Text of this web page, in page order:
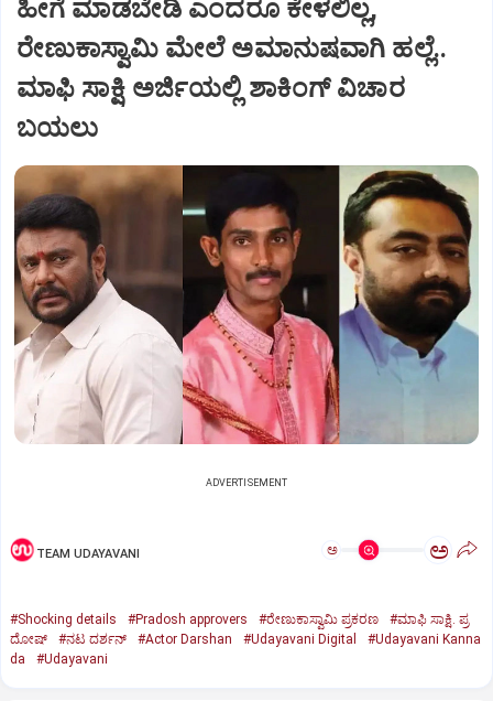
ಹೀಗೆ ಮಾಡಬೇಡಿ ಎಂದರೂ ಕೇಳಲಿಲ್ಲ,
ರೇಣುಕಾಸ್ವಾಮಿ ಮೇಲೆ ಅಮಾನುಷವಾಗಿ ಹಲ್ಲೆ..
ಮಾಫಿ ಸಾಕ್ಷಿ ಅರ್ಜಿಯಲ್ಲಿ ಶಾಕಿಂಗ್‌ ವಿಚಾರ
ಬಯಲು
ADVERTISEMENT
TEAM UDAYAVANI ಅ ಅ
#Shocking details #Pradosh approvers #ರೇಣುಕಾಸ್ವಾಮಿ ಪ್ರಕರಣ
#ಮಾಫಿ ಸಾಕ್ಷಿ. ಪ್ರ
ದೋಷ್‌
#ನಟ ದರ್ಶನ್‌ #Actor Darshan #Udayavani Digital
#Udayavani Kanna
da
#Udayavani